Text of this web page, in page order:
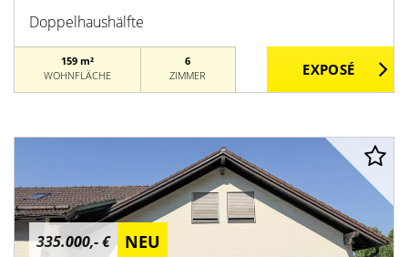
Doppelhaushälfte
159 m²
WOHNFLÄCHE
6
ZIMMER
335.000,- € NEU